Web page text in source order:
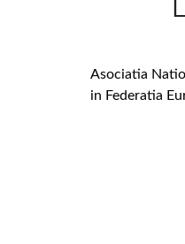
Asociatia
in Federatia